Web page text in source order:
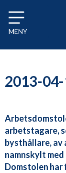
Till innehåll på
MENY
2013-
arbetstagare,
bysthållare, av
namnskylt
Domstolen